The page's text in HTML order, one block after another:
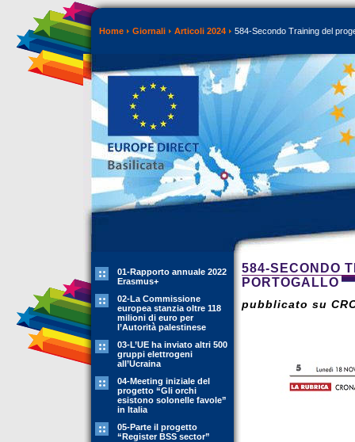
Home Giornali Articoli 2024 584-Secondo Training del
01-Rapporto annuale 2022
Erasmus+
02-La Commissione
europea stanzia oltre 118
milioni di euro per
l’Autorità palestinese
03-L’UE ha inviato altri 500
gruppi elettrogeni
all’Ucraina
04-Meeting iniziale del
progetto “Gli orchi
esistono solonelle favole”
in Italia
05-Parte il progetto
“Register BSS sector”
584-SECONDO
PORTOGALLO
pubblicato su